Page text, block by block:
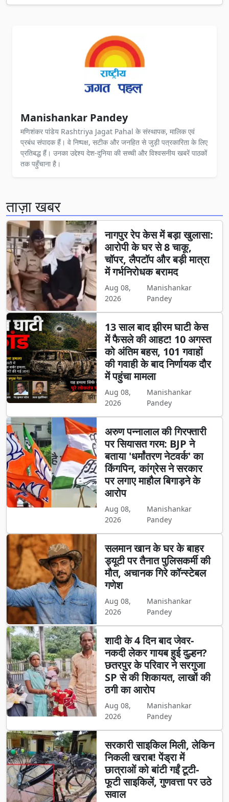
Manishankar Pandey
मणिशंकर पांडेय Rashtriya Jagat Pahal के संस्थापक, मालिक एवं
प्रबंध संपादक हैं। वे निष्पक्ष, सटीक और जनहित से जुड़ी पत्रकारिता के लिए
प्रतिबद्ध हैं। उनका उद्देश्य देश-दुनिया की सच्ची और विश्वसनीय खबरें पाठकों
तक पहुँचाना है।
ताज़ा खबर
नागपुर रेप केस में बड़ा खुलासा:
आरोपी के घर से 8 चाकू,
चॉपर, लैपटॉप और बड़ी मात्रा
में गर्भनिरोधक बरामद
Aug 08,
2026
Manishankar
Pandey
13 साल बाद झीरम घाटी केस
में फैसले की आहट! 10 अगस्त
को अंतिम बहस, 101 गवाहों
की गवाही के बाद निर्णायक दौर
में पहुंचा मामला
Aug 08,
2026
Manishankar
Pandey
अरुण पन्नालाल की गिरफ्तारी
पर सियासत गरम: BJP ने
बताया 'धर्मांतरण नेटवर्क' का
किंगपिन, कांग्रेस ने सरकार
पर लगाए माहौल बिगाड़ने के
आरोप
Aug 08,
2026
Manishankar
Pandey
सलमान खान के घर के बाहर
ड्यूटी पर तैनात पुलिसकर्मी की
मौत, अचानक गिरे कॉन्स्टेबल
गणेश
Aug 08,
2026
Manishankar
Pandey
शादी के 4 दिन बाद जेवर-
नकदी लेकर गायब हुई दुल्हन?
छतरपुर के परिवार ने सरगुजा
SP से की शिकायत, लाखों की
ठगी का आरोप
Aug 08,
2026
Manishankar
Pandey
सरकारी साइकिल मिली, लेकिन
निकली खराब! पेंड्रा में
छात्राओं को बांटी गईं टूटी-
फूटी साइकिलें, गुणवत्ता पर उठे
सवाल